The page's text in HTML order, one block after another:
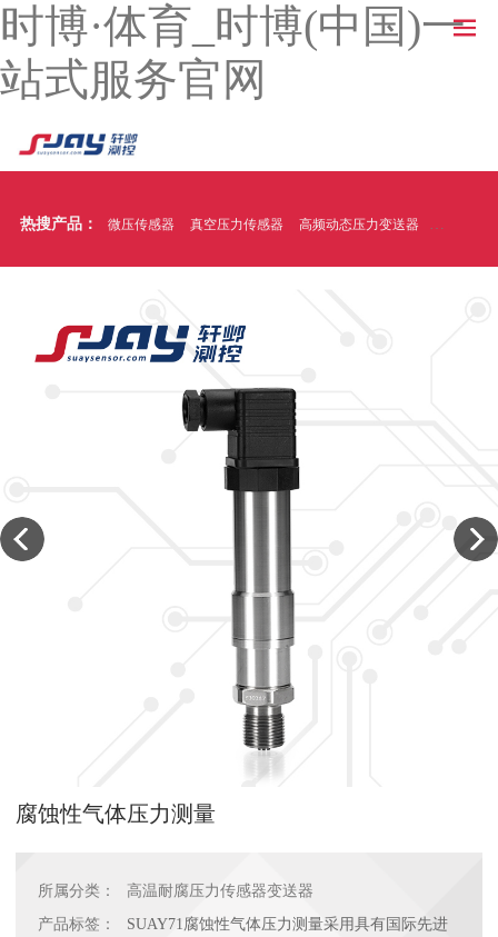
时博·体育_时博(中国)一
站式服务官网
热搜产品： 微压传感器 真空压力传感器 高频动态压力变送器 温压一体
腐蚀性气体压力测量
所属分类：
高温耐腐压力传感器变送器
产品标签：
SUAY71腐蚀性气体压力测量采用具有国际先进